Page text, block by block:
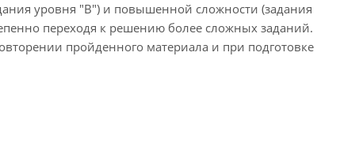
уровня "В") и повышенной сложности (задания
переходя к решению более сложных заданий.
пройденного материала и при подготовке